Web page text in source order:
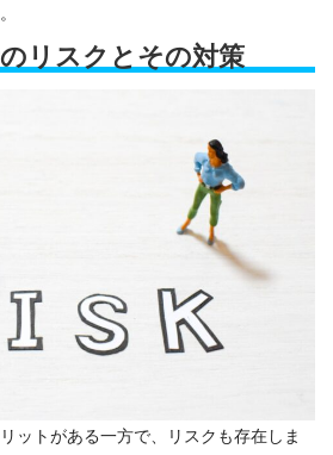
リスクとその対策
ットがある一方で、リスクも存在しま